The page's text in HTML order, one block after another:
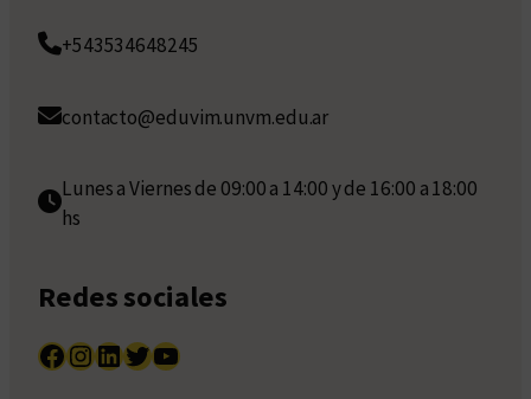
+543534648245
contacto@eduvim.unvm.edu.ar
Lunes a Viernes de 09:00 a 14:00 y de 16:00 a 18:00
hs
Redes sociales
Facebook InstagramLinkedIn Twitter YouTube